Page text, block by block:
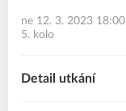
ne 12. 3. 2023 18:00
5. kolo
Detail utkání